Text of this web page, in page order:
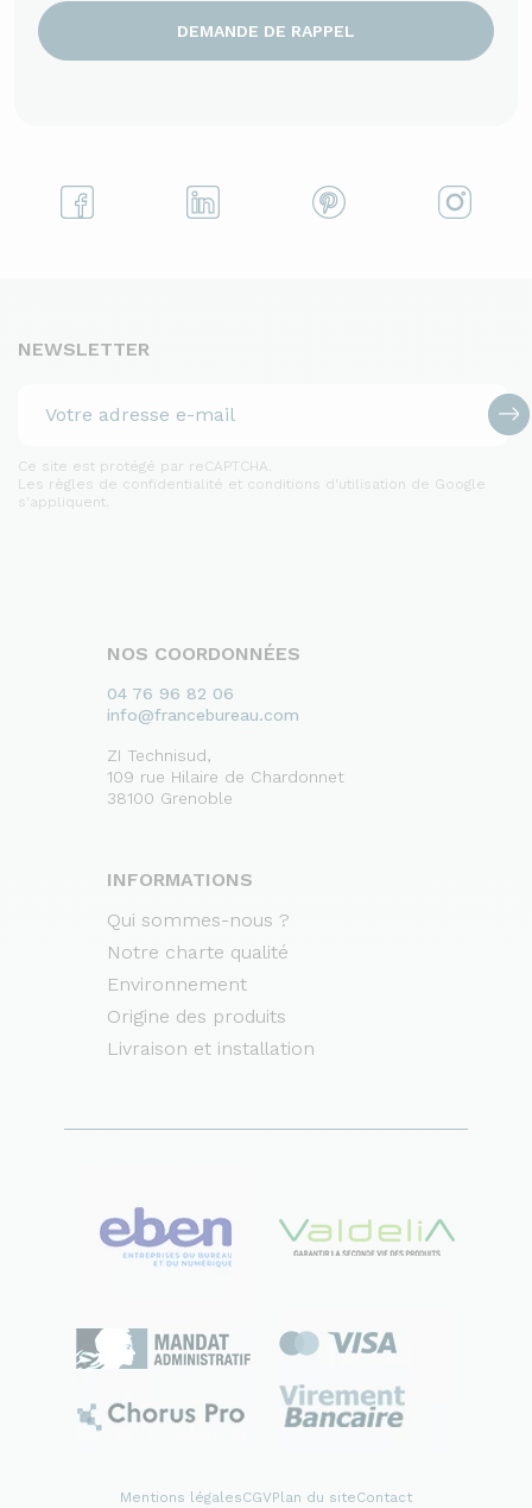
DEMANDE DE RAPPEL
NEWSLETTER
Ce site est protégé par reCAPTCHA.
Les règles de confidentialité et conditions d'utilisation de Google
s'appliquent.
NOS COORDONNÉES
04 76 96 82 06
info@francebureau.com
ZI Technisud,
109 rue Hilaire de Chardonnet
38100 Grenoble
INFORMATIONS
Qui sommes-nous ?
Notre charte qualité
Environnement
Origine des produits
Livraison et installation
Mentions légalesCGVPlan du siteContact